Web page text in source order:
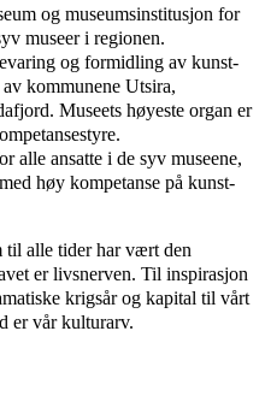
og museumsinstitusjon for
museer i regionen.
og formidling av kunst-
kommunene Utsira,
Museets høyeste organ er
alle ansatte i de syv museene,
høy kompetanse på kunst-
til alle tider har vært den
er livsnerven. Til inspirasjon
krigsår og kapital til vårt
er vår kulturarv.